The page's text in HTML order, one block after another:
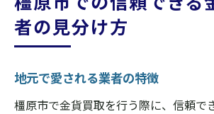
者の見分け方
地元で愛される業者の特徴
橿原市で金貨買取を行う際に、信頼で